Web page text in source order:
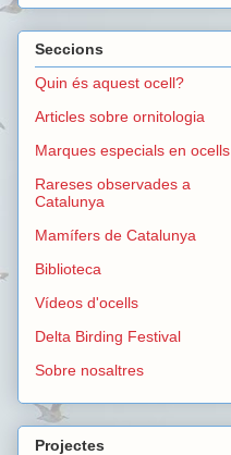
Seccions
Quin és aquest ocell?
Articles sobre ornitologia
Marques especials en ocells
Rareses observades a
Catalunya
Mamífers de Catalunya
Biblioteca
Vídeos d'ocells
Delta Birding Festival
Sobre nosaltres
Projectes